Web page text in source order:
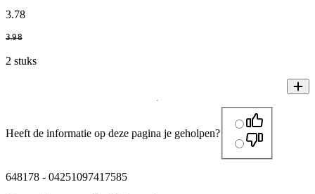
3.78
3.98
2 stuks
Heeft de informatie op deze pagina je geholpen?
648178 - 04251097417585